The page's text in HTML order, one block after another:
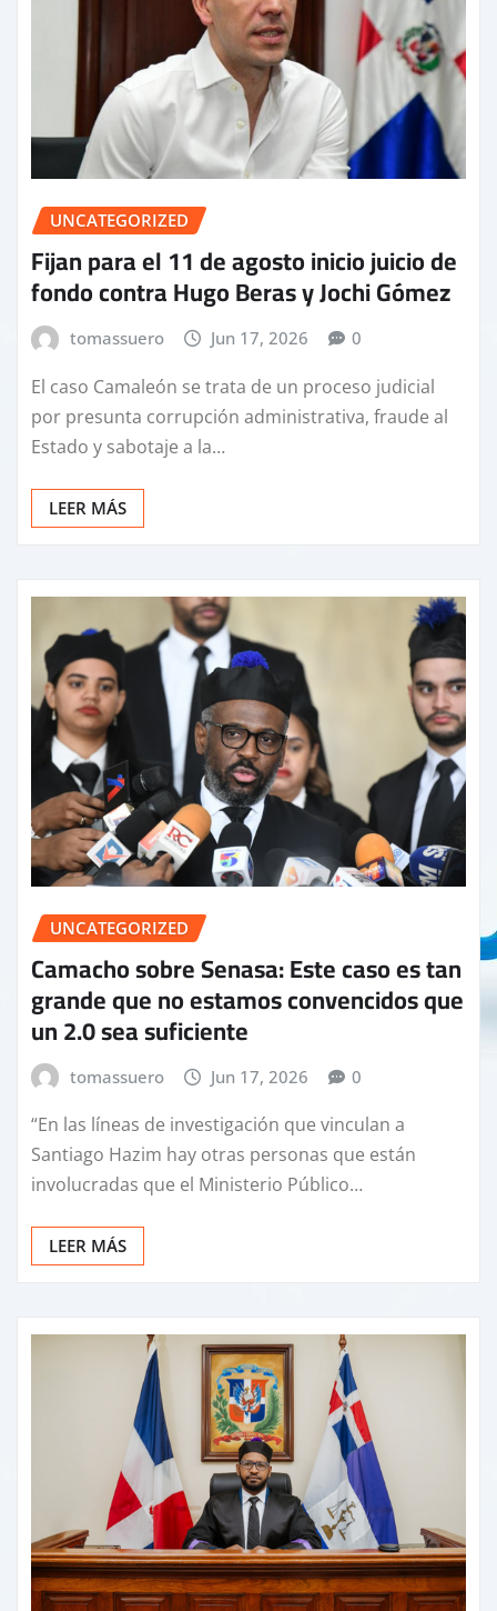
UNCATEGORIZED
Fijan para el 11 de agosto inicio juicio de
fondo contra Hugo Beras y Jochi Gómez
tomassuero Jun 17, 2026 0
El caso Camaleón se trata de un proceso judicial
por presunta corrupción administrativa, fraude al
Estado y sabotaje a la…
LEER MÁS
UNCATEGORIZED
Camacho sobre Senasa: Este caso es tan
grande que no estamos convencidos que
un 2.0 sea suficiente
tomassuero Jun 17, 2026 0
“En las líneas de investigación que vinculan a
Santiago Hazim hay otras personas que están
involucradas que el Ministerio Público…
LEER MÁS